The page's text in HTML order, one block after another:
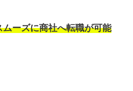
ムーズに商社へ転職が可能